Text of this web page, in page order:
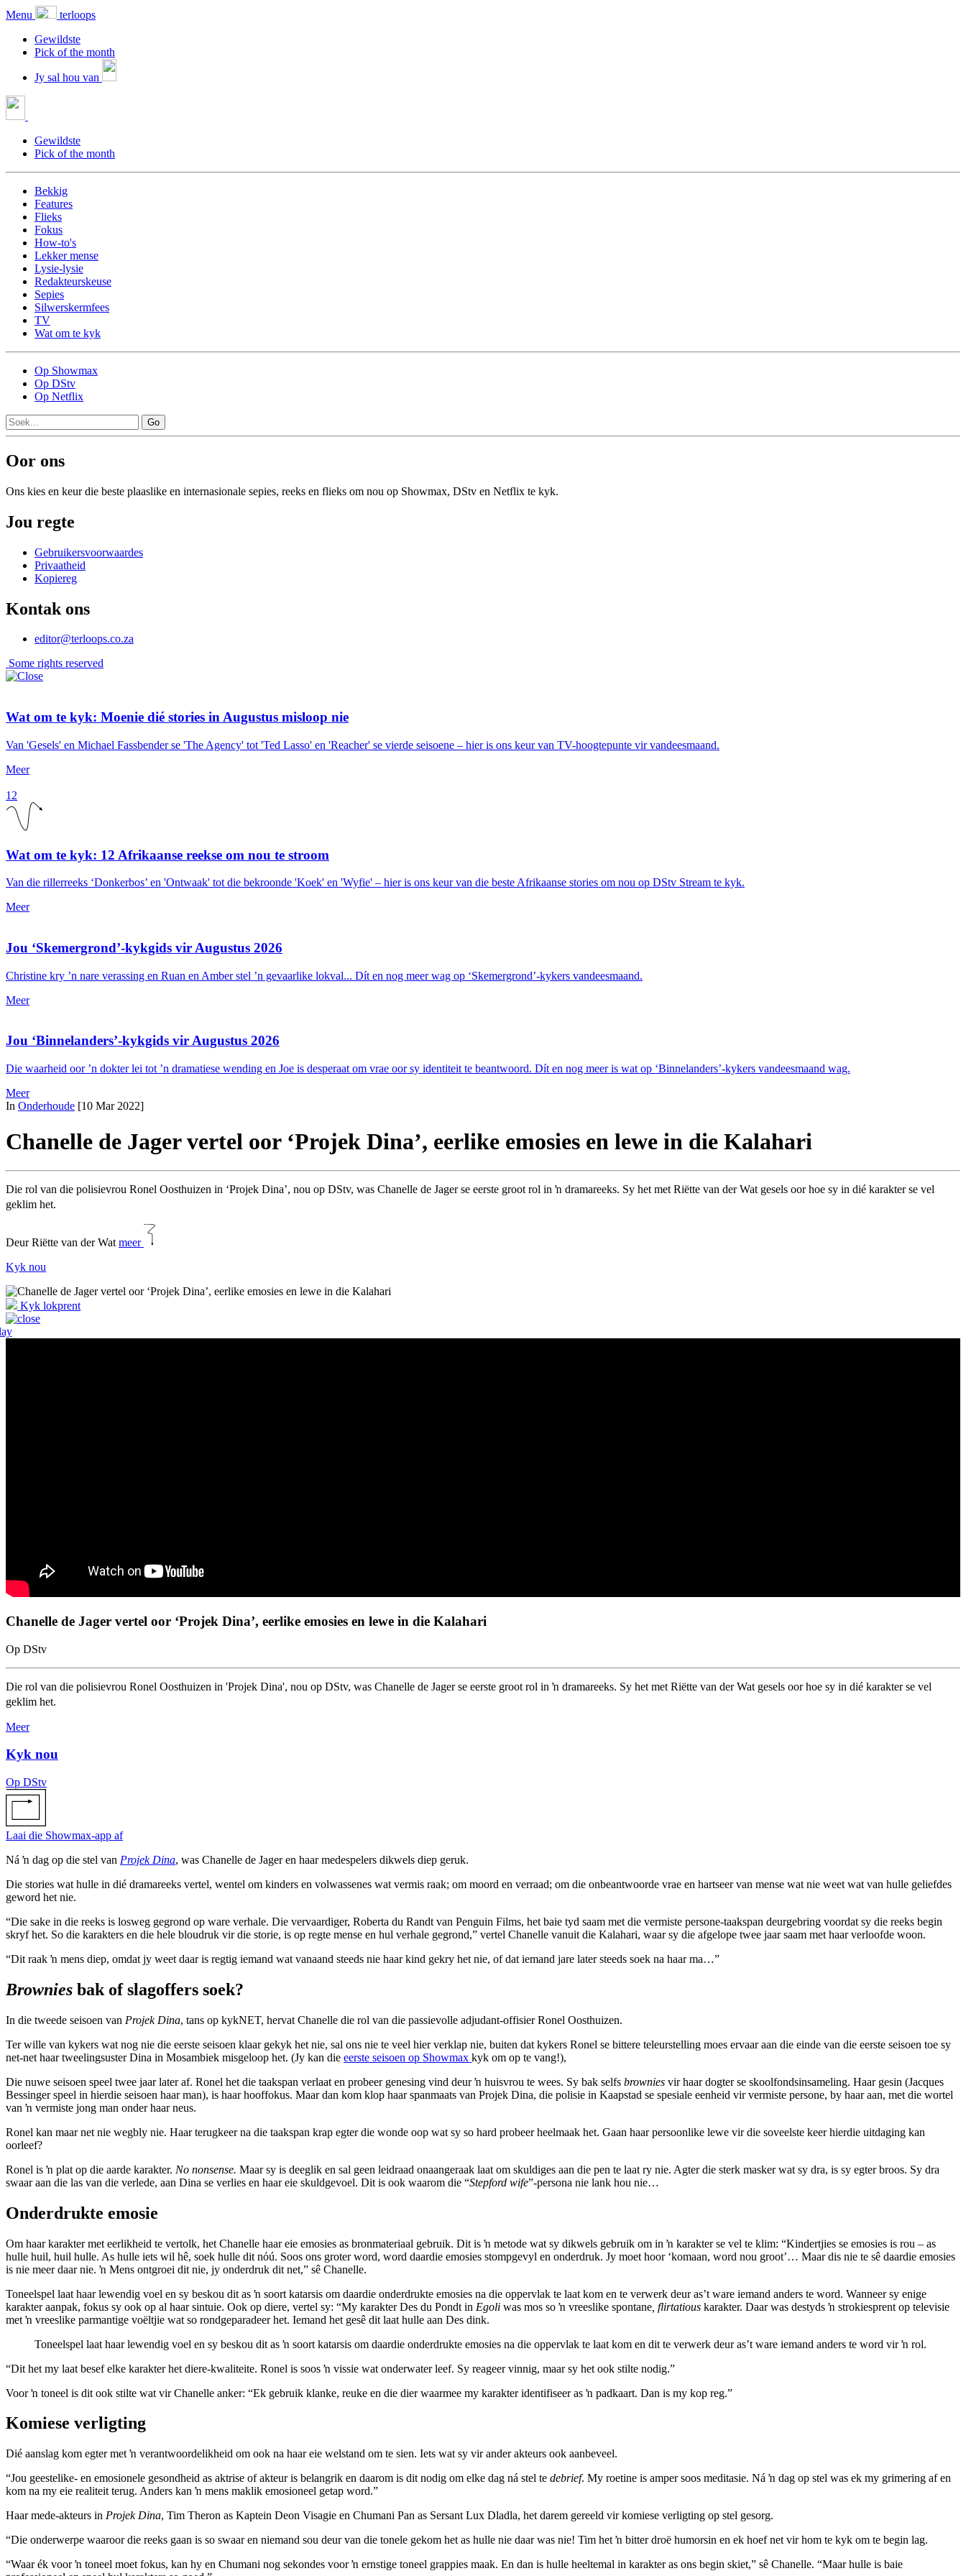
Menu
terloops
Gewildste
Pick of the month
Jy sal hou van
Gewildste
Pick of the month
Bekkig
Features
Flieks
Fokus
How-to's
Lekker mense
Lysie-lysie
Redakteurskeuse
Sepies
Silwerskermfees
TV
Wat om te kyk
Op Showmax
Op DStv
Op Netflix
Go
Oor ons
Ons kies en keur die beste plaaslike en internasionale sepies, reeks en flieks om nou op Showmax, DStv en Netflix te kyk.
Jou regte
Gebruikersvoorwaardes
Privaatheid
Kopiereg
Kontak ons
editor@terloops.co.za
Some rights reserved
Wat om te kyk: Moenie dié stories in Augustus misloop nie
Van 'Gesels' en Michael Fassbender se 'The Agency' tot 'Ted Lasso' en 'Reacher' se vierde seisoene – hier is ons keur van TV-hoogtepunte vir vandeesmaand.
Meer
12
Wat om te kyk: 12 Afrikaanse reekse om nou te stroom
Van die rillerreeks ‘Donkerbos’ en 'Ontwaak' tot die bekroonde 'Koek' en 'Wyfie' – hier is ons keur van die beste Afrikaanse stories om nou op DStv Stream te kyk.
Meer
Jou ‘Skemergrond’-kykgids vir Augustus 2026
Christine kry ’n nare verassing en Ruan en Amber stel ’n gevaarlike lokval... Dít en nog meer wag op ‘Skemergrond’-kykers vandeesmaand.
Meer
Jou ‘Binnelanders’-kykgids vir Augustus 2026
Die waarheid oor ’n dokter lei tot ’n dramatiese wending en Joe is desperaat om vrae oor sy identiteit te beantwoord. Dít en nog meer is wat op ‘Binnelanders’-kykers vandeesmaand wag.
Meer
In Onderhoude [10 Mar 2022]
Chanelle de Jager vertel oor ‘Projek Dina’, eerlike emosies en lewe in die Kalahari
Die rol van die polisievrou Ronel Oosthuizen in ‘Projek Dina’, nou op DStv, was Chanelle de Jager se eerste groot rol in ŉ dramareeks. Sy het met Riëtte van der Wat gesels oor hoe sy in dié karakter se vel
geklim het.
Deur Riëtte van der Wat meer
Kyk nou
Kyk lokprent
Chanelle de Jager vertel oor ‘Projek Dina’, eerlike emosies en lewe in die Kalahari
Op DStv
Die rol van die polisievrou Ronel Oosthuizen in 'Projek Dina', nou op DStv, was Chanelle de Jager se eerste groot rol in ŉ dramareeks. Sy het met Riëtte van der Wat gesels oor hoe sy in dié karakter se vel
geklim het.
Meer
Kyk nou
Op DStv
Laai die Showmax-app af
Ná ŉ dag op die stel van Projek Dina, was Chanelle de Jager en haar medespelers dikwels diep geruk.
Die stories wat hulle in dié dramareeks vertel, wentel om kinders en volwassenes wat vermis raak; om moord en verraad; om die onbeantwoorde vrae en hartseer van mense wat nie weet wat van hulle geliefdes
geword het nie.
“Die sake in die reeks is losweg gegrond op ware verhale. Die vervaardiger, Roberta du Randt van Penguin Films, het baie tyd saam met die vermiste persone-taakspan deurgebring voordat sy die reeks begin
skryf het. So die karakters en die hele bloudruk vir die storie, is op regte mense en hul verhale gegrond,” vertel Chanelle vanuit die Kalahari, waar sy die afgelope twee jaar saam met haar verloofde woon.
“Dit raak ŉ mens diep, omdat jy weet daar is regtig iemand wat vanaand steeds nie haar kind gekry het nie, of dat iemand jare later steeds soek na haar ma…”
Brownies bak of slagoffers soek?
In die tweede seisoen van Projek Dina, tans op kykNET, hervat Chanelle die rol van die passievolle adjudant-offisier Ronel Oosthuizen.
Ter wille van kykers wat nog nie die eerste seisoen klaar gekyk het nie, sal ons nie te veel hier verklap nie, buiten dat kykers Ronel se bittere teleurstelling moes ervaar aan die einde van die eerste seisoen toe sy
net-net haar tweelingsuster Dina in Mosambiek misgeloop het. (Jy kan die eerste seisoen op Showmax kyk om op te vang!),
Die nuwe seisoen speel twee jaar later af. Ronel het die taakspan verlaat en probeer genesing vind deur ŉ huisvrou te wees. Sy bak selfs brownies vir haar dogter se skoolfondsinsameling. Haar gesin (Jacques
Bessinger speel in hierdie seisoen haar man), is haar hooffokus. Maar dan kom klop haar spanmaats van Projek Dina, die polisie in Kaapstad se spesiale eenheid vir vermiste persone, by haar aan, met die wortel
van ŉ vermiste jong man onder haar neus.
Ronel kan maar net nie wegbly nie. Haar terugkeer na die taakspan krap egter die wonde oop wat sy so hard probeer heelmaak het. Gaan haar persoonlike lewe vir die soveelste keer hierdie uitdaging kan
oorleef?
Ronel is ŉ plat op die aarde karakter. No nonsense. Maar sy is deeglik en sal geen leidraad onaangeraak laat om skuldiges aan die pen te laat ry nie. Agter die sterk masker wat sy dra, is sy egter broos. Sy dra
swaar aan die las van die verlede, aan Dina se verlies en haar eie skuldgevoel. Dit is ook waarom die “Stepford wife”-persona nie lank hou nie…
Onderdrukte emosie
Om haar karakter met eerlikheid te vertolk, het Chanelle haar eie emosies as bronmateriaal gebruik. Dit is ŉ metode wat sy dikwels gebruik om in ŉ karakter se vel te klim: “Kindertjies se emosies is rou – as
hulle huil, huil hulle. As hulle iets wil hê, soek hulle dit nόú. Soos ons groter word, word daardie emosies stompgevyl en onderdruk. Jy moet hoor ‘komaan, word nou groot’… Maar dis nie te sê daardie emosies
is nie meer daar nie. ŉ Mens ontgroei dit nie, jy onderdruk dit net,” sê Chanelle.
Toneelspel laat haar lewendig voel en sy beskou dit as ŉ soort katarsis om daardie onderdrukte emosies na die oppervlak te laat kom en te verwerk deur as’t ware iemand anders te word. Wanneer sy enige
karakter aanpak, fokus sy ook op al haar sintuie. Ook op diere, vertel sy: “My karakter Des du Pondt in Egoli was mos so ŉ vreeslike spontane , flirtatious karakter. Daar was destyds ŉ strokiesprent op televisie
met ŉ vreeslike parmantige voëltjie wat so rondgeparadeer het. Iemand het gesê dit laat hulle aan Des dink.
Toneelspel laat haar lewendig voel en sy beskou dit as ŉ soort katarsis om daardie onderdrukte emosies na die oppervlak te laat kom en dit te verwerk deur as’t ware iemand anders te word vir ŉ rol.
“Dit het my laat besef elke karakter het diere-kwaliteite. Ronel is soos ŉ vissie wat onderwater leef. Sy reageer vinnig, maar sy het ook stilte nodig.”
Voor ŉ toneel is dit ook stilte wat vir Chanelle anker: “Ek gebruik klanke, reuke en die dier waarmee my karakter identifiseer as ŉ padkaart. Dan is my kop reg.”
Komiese verligting
Dié aanslag kom egter met ŉ verantwoordelikheid om ook na haar eie welstand om te sien. Iets wat sy vir ander akteurs ook aanbeveel.
“Jou geestelike- en emosionele gesondheid as aktrise of akteur is belangrik en daarom is dit nodig om elke dag ná stel te debrief. My roetine is amper soos meditasie. Ná ŉ dag op stel was ek my grimering af en
kom na my eie realiteit terug. Anders kan ŉ mens maklik emosioneel getap word.”
Haar mede-akteurs in Projek Dina, Tim Theron as Kaptein Deon Visagie en Chumani Pan as Sersant Lux Dladla, het darem gereeld vir komiese verligting op stel gesorg.
“Die onderwerpe waaroor die reeks gaan is so swaar en niemand sou deur van die tonele gekom het as hulle nie daar was nie! Tim het ŉ bitter droë humorsin en ek hoef net vir hom te kyk om te begin lag.
“Waar ék voor ŉ toneel moet fokus, kan hy en Chumani nog sekondes voor ŉ ernstige toneel grappies maak. En dan is hulle heeltemal in karakter as ons begin skiet,” sê Chanelle. “Maar hulle is baie